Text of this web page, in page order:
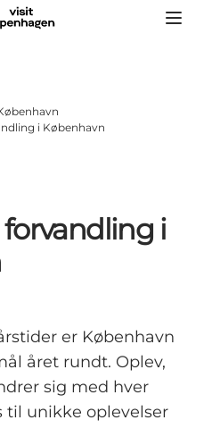
i København
i
er København
året rundt. Oplev,
sig med hver
til unikke oplevelser